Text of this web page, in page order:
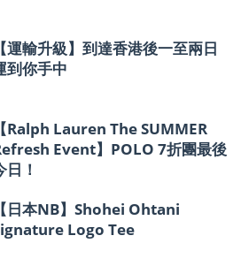
【運輸升級】到達香港後一至兩日
到你手中
【Ralph Lauren The SUMMER
Event】POLO 7折團最後
日！
【日本NB】Shohei Ohtani
Logo Tee